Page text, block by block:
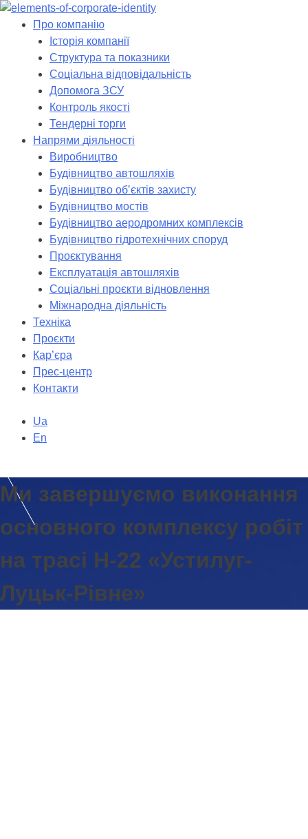
Skip
Про компанію
Історія компанії
Структура та показники
Соціальна відповідальність
Допомога ЗСУ
Контроль якості
Тендерні торги
Напрями діяльності
Виробництво
Будівництво автошляхів
Будівництво обʼєктів захисту
Будівництво мостів
Будівництво аеродромних комплексів
Будівництво гідротехнічних споруд
Проєктування
Експлуатація автошляхів
Соціальні проєкти відновлення
Міжнародна діяльність
Техніка
Проєкти
Кар’єра
Прес-центр
Контакти
Ua
En
Ми завершуємо виконання
основного комплексу робіт
на трасі Н-22 «Устилуг-
Луцьк-Рівне»